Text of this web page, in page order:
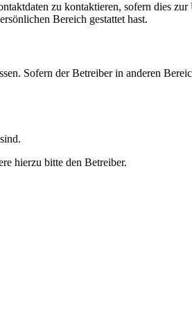
zu kontaktieren, sofern dies
Bereich gestattet hast.
Sofern der Betreiber in anderen
hierzu bitte den Betreiber.